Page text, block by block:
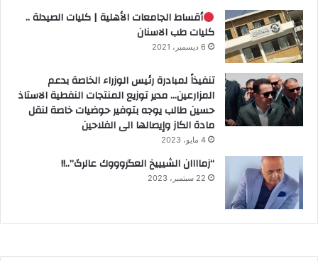
أقساط الجامعات الأهلية | كليات الصيدلة ..
كليات طب الاسنان
6 ديسمبر، 2021
تنفيذاً لمبادرة رئيس الوزراء الخاصة بدعم
المزارعين… مدير توزيع المنتجات النفطية الاستاذ
حسين طالب يوجه بتوفير حوضيات خاصة لنقل
مادة الكاز وإيصالها الى الفلاحين
4 مايو، 2023
“زماااان الشيييخ العگروووك عالرگ”..!!
22 سبتمبر، 2023